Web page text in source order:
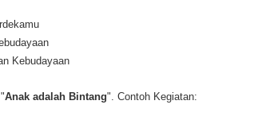
Kebudayaan
Anak adalah Bintang". Contoh Kegiatan: